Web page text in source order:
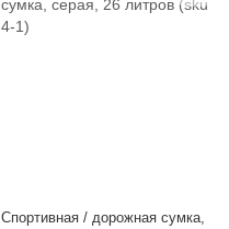
Спортивная / дорожная сумка,